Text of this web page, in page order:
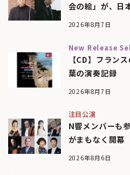
会の絵」が、日
2026年8月7日
New Release
【CD】フラン
葉の演奏記録
2026年8月7日
注目公演
N響メンバーも
がまもなく開幕
2026年8月6日